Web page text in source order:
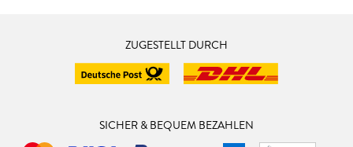
ZUGESTELLT DURCH
SICHER & BEQUEM BEZAHLEN